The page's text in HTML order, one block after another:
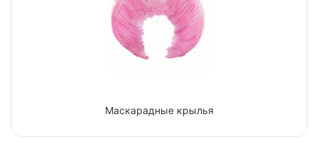
Маскарадные крылья